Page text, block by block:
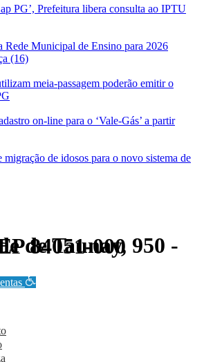
PG’, Prefeitura libera consulta ao IPTU
Rede Municipal de Ensino para 2026
(16)
meia-passagem poderão emitir o
on-line para o ‘Vale-Gás’ a partir
migração de idosos para o novo sistema de
- Ronda - CEP 84051-000